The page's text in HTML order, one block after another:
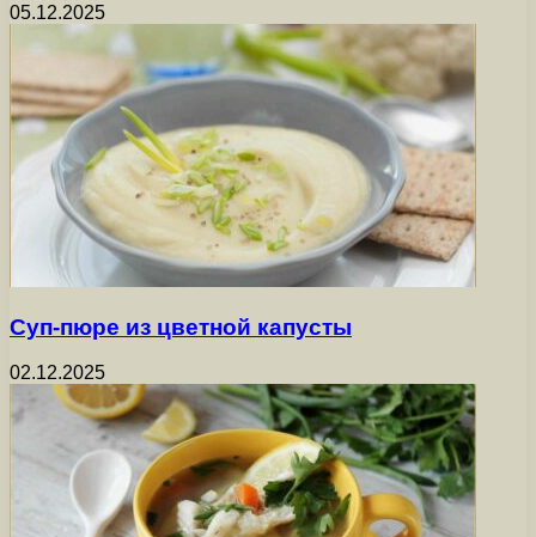
05.12.2025
Суп-пюре из цветной капусты
02.12.2025